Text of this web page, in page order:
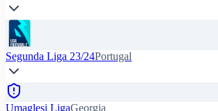
Segunda Liga 23/24Portugal
Umaglesi LigaGeorgia